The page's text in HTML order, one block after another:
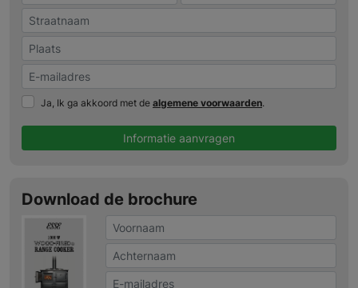
Ja, Ik ga akkoord met de algemene voorwaarden.
Informatie aanvragen
Download de brochure